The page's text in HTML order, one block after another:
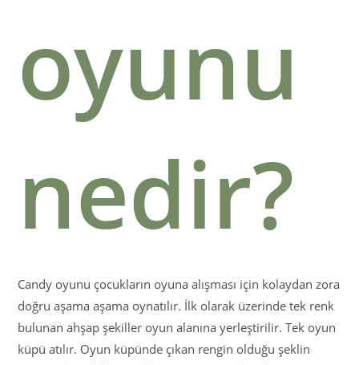
oyunu
nedir?
Candy oyunu çocukların oyuna alışması için kolaydan zora
doğru aşama aşama oynatılır. İlk olarak üzerinde tek renk
bulunan ahşap şekiller oyun alanına yerleştirilir. Tek oyun
küpü atılır. Oyun küpünde çıkan rengin olduğu şeklin